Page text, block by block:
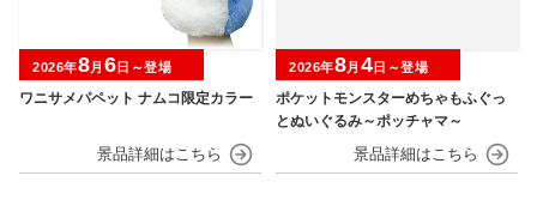
ワニサメパペット ナムコ限定カラー
2026年8月 6日～登場
ポケットモンスターめちゃもふぐっ
とぬいぐるみ～ポッチャマ～
2026年8月 4日～登場